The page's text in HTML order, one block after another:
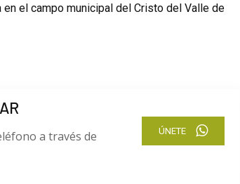
el campo municipal del Cristo del Valle de
a través de
ÚNETE